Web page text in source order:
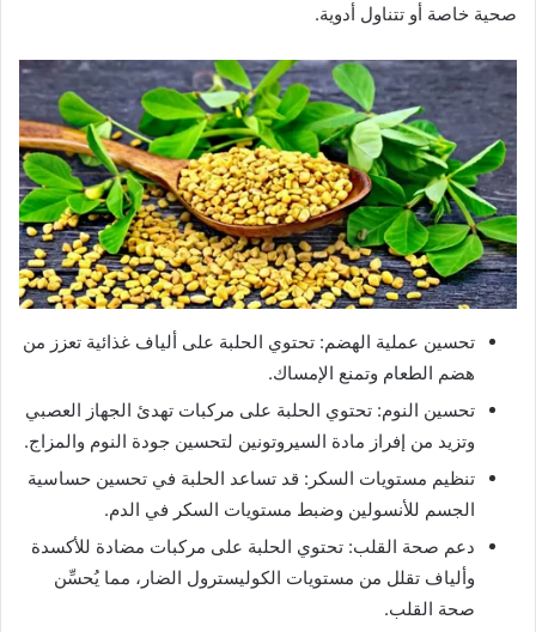
صحية خاصة أو تتناول أدوية.
تحسين عملية الهضم: تحتوي الحلبة على ألياف غذائية تعزز من
هضم الطعام وتمنع الإمساك.
تحسين النوم: تحتوي الحلبة على مركبات تهدئ الجهاز العصبي
وتزيد من إفراز مادة السيروتونين لتحسين جودة النوم والمزاج.
تنظيم مستويات السكر: قد تساعد الحلبة في تحسين حساسية
الجسم للأنسولين وضبط مستويات السكر في الدم.
دعم صحة القلب: تحتوي الحلبة على مركبات مضادة للأكسدة
وألياف تقلل من مستويات الكوليسترول الضار، مما يُحسِّن
صحة القلب.